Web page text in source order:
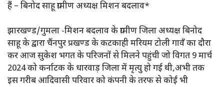
हैं – बिनोद साहू ग्रामीण अध्यक्ष मिशन बदलाव*
झारखण्ड/गुमला -मिशन बदलाव के ग्रामीण जिला अध्यक्ष बिनोद
साहू के द्वारा चैंनपुर प्रखण्ड के कटकाही मरियम टोली गावँ का दौरा
कर आज सुकेश भगत के परिजनों से मिलने पहुंची जो विगत 9 मार्च
2024 को कर्नाटक के धारवाड़ जिला में मृत्यु हो गई थी,अभी तक
इस गरीब आदिवासी परिवार को कंपनी के तरफ से कोई भी